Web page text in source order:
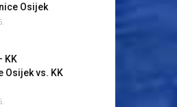
Osijek
KK
Osijek vs. KK